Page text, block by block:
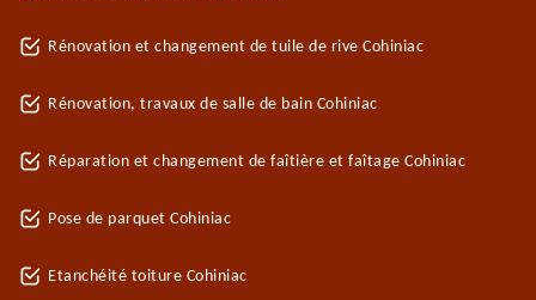
Rénovation et changement de tuile de rive Cohiniac
Rénovation, travaux de salle de bain Cohiniac
Réparation et changement de faîtière et faîtage Cohiniac
Pose de parquet Cohiniac
Etanchéité toiture Cohiniac